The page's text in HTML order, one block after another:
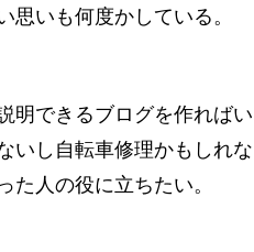
思いも何度かしている。
明できるブログを作ればい
いし自転車修理かもしれな
人の役に立ちたい。